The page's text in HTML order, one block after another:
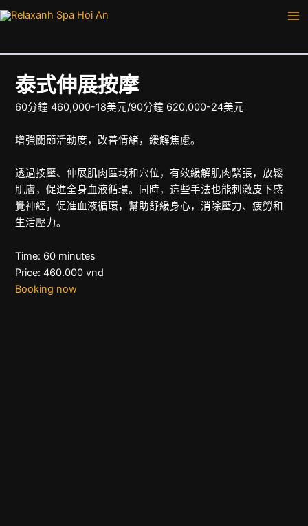
跳
至
容
泰式伸展按摩
60分鐘 460,000-18美元/90分鐘 620,000-24美元
增強關節活動度，改善情緒，緩解焦慮。
透過按壓、伸展肌肉區域和穴位，有效緩解肌肉緊張，放鬆
肌膚，促進全身血液循環。同時，這些手法也能刺激皮下感
覺神經，促進血液循環，幫助舒緩身心，消除壓力、疲勞和
生活壓力。
Time: 60 minutes
Price: 460.000 vnd
Booking now